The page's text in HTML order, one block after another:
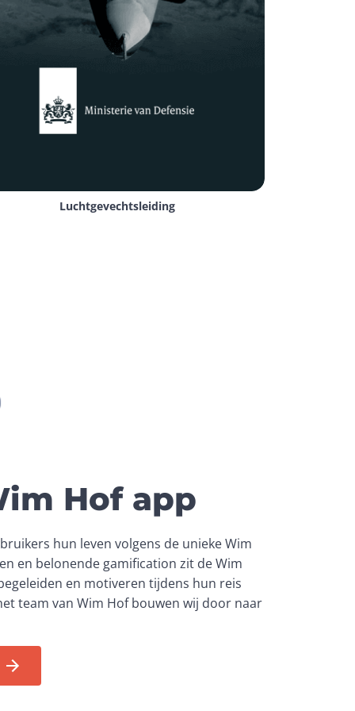
ontwikkelt die op zowel iOS als
ontwikkelingskosten en maakt hybride
kunnen ontwikkelaars gelijktijdig
sneller kunnen inspelen op
op jouw situatie.
een effectieve app, met een technologie
te werken, verdelen we het
Vervolgens werken we dit concept
zorgvuldig geteste technieken effectief
kan worden voor een andere soort
dit noemen we ook wel een MVP, of
Luchtgevechtsleiding
Hof app
hun leven volgens de unieke Wim
en belonende gamification zit de Wim
en motiveren tijdens hun reis
team van Wim Hof bouwen wij door naar